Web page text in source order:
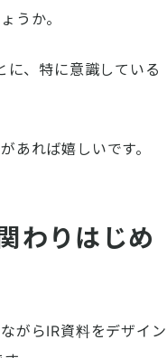
うか。
に、特に意識している
あれば嬉しいです。
わりはじめ
がらIR資料をデザイン